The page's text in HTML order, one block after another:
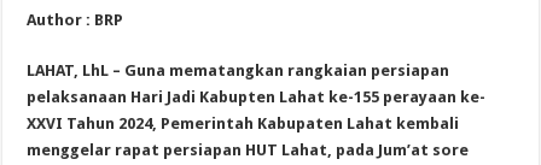
Author : BRP
LAHAT, LhL – Guna mematangkan rangkaian persiapan
pelaksanaan Hari Jadi Kabupten Lahat ke-155 perayaan ke-
XXVI Tahun 2024, Pemerintah Kabupaten Lahat kembali
menggelar rapat persiapan HUT Lahat, pada Jum’at sore